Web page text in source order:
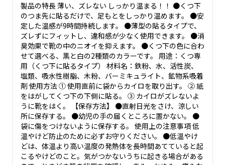
製品の特長 薄い、ズレない しっかり温まる！！ ●くつ下
のつま先に貼るだけで、足もとをしっかり温めます。 ●安
定した温感が9時間持続します。 ●薄型の貼るタイプで、
ズレずにフィットし、違和感が少なく使用できます。 ●消
臭効果で靴の中のニオイを抑えます。 ●くつ下の色に合わ
せて選べる、黒と白の2種類のカラーです。 用途：くつ専
用（くつ下に貼るタイプ） 材料名：鉄粉、水、活性炭、
塩類、吸水性樹脂、木粉、バーミキュライト、鉱物系吸着
剤 使用方法 ① 使用直前に袋からカイロを取り出す。 ② 紙
をはがしてくつ下の下側に貼る。 ③ カイロがズレないよ
うに靴をはく。 【保存方法】 ●直射日光をさけ、涼しい
所に保存する。 ●幼児の手の届くところに置かない。 ●
袋に傷をつけないように保存する。 使用上の注意事項 低
温やけど防止のために必ずお守りください。 ●低温やけ
どは、体温より高い温度の発熱体を長時間あてていると起
こるやけどのこと。気がつかないうちに起きる場合がある